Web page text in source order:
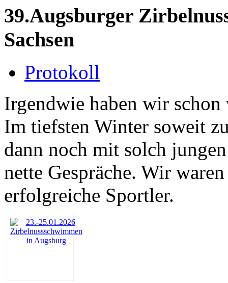
39.Augsburger
Sachsen
Protokoll
Irgendwie haben wir
Im tiefsten Winter soweit
dann noch mit solch
nette Gespräche. Wir
erfolgreiche Sportler.